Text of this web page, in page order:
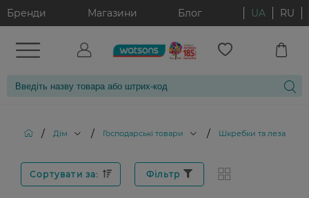
Бренди Магазини Блог UA RU
/ Дім / Господарські товари / Шкребки та леза
Сортувати за: Фільтр